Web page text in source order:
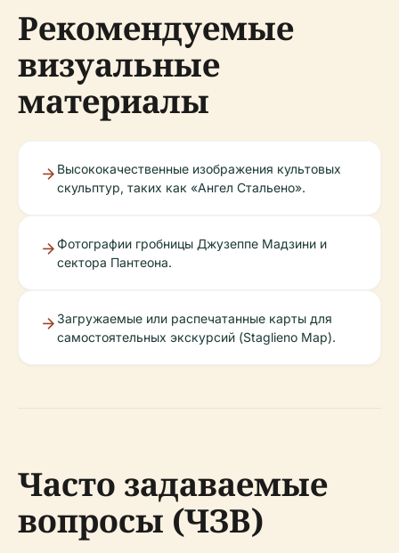
Рекомендуемые
визуальные
материалы
Высококачественные изображения культовых
скульптур, таких как «Ангел Стальено».
Фотографии гробницы Джузеппе Мадзини и
сектора Пантеона.
Загружаемые или распечатанные карты для
самостоятельных экскурсий (Staglieno Map).
Часто задаваемые
вопросы (ЧЗВ)